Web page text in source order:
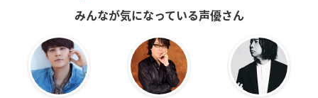
みんなが気になっている声優さん